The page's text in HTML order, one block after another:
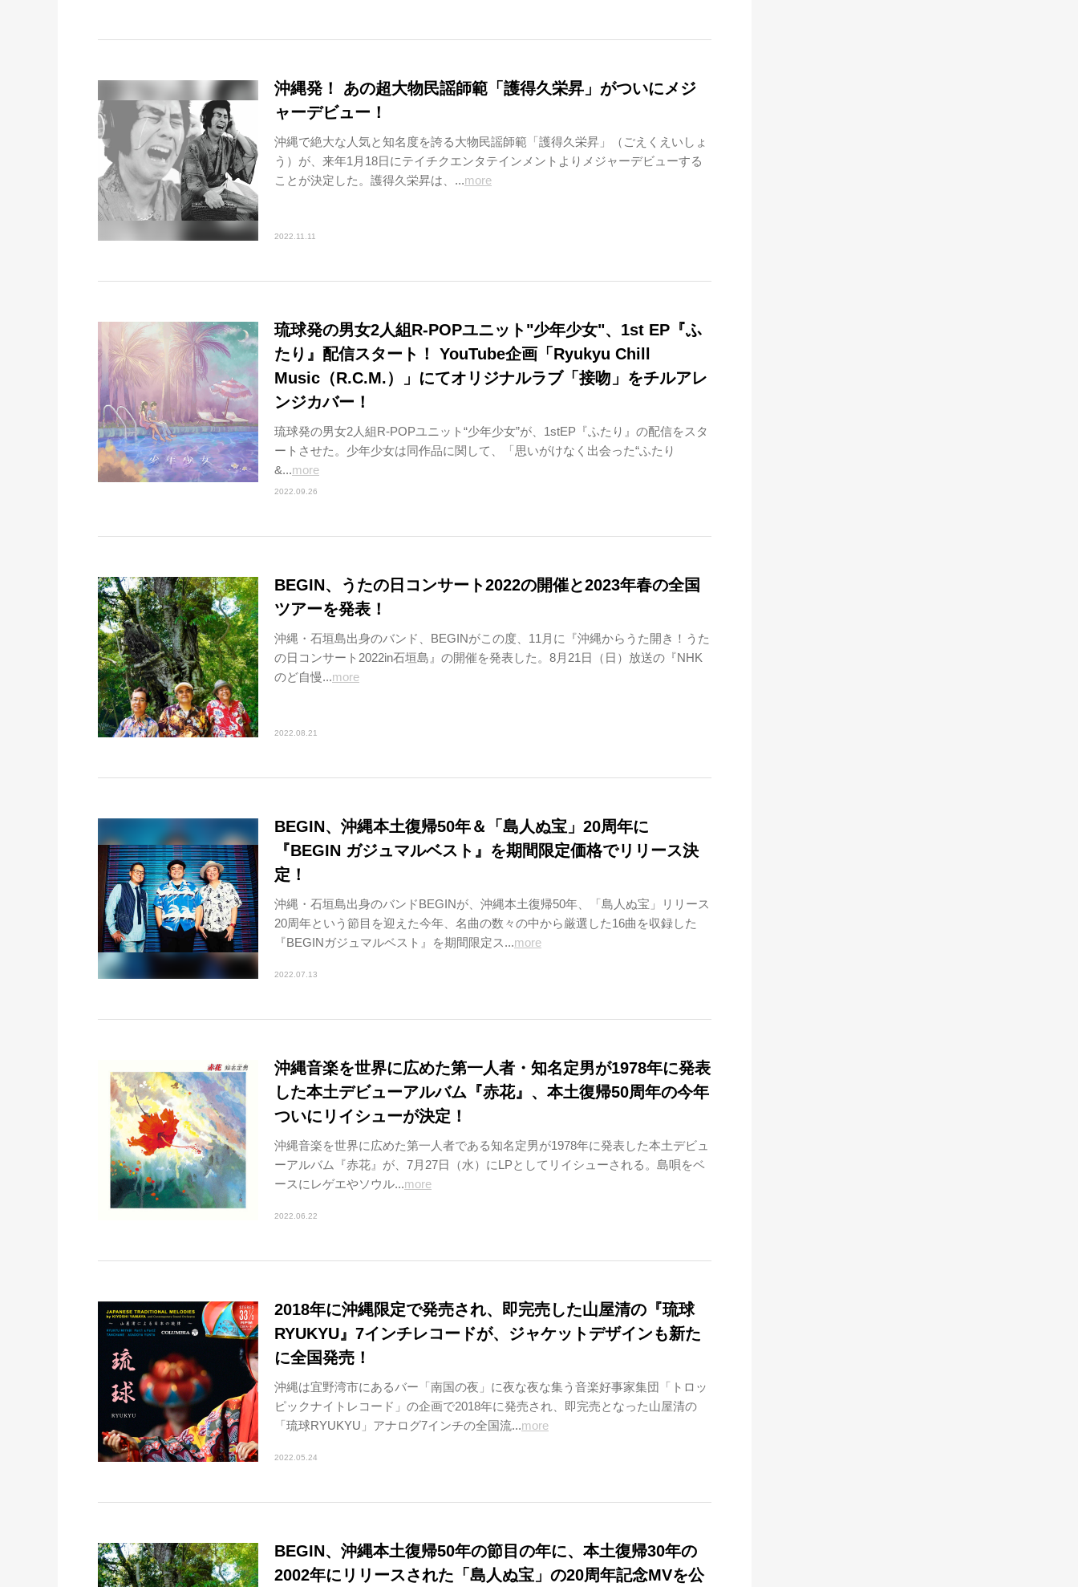
沖縄発！ あの超大物民謡師範「護得久栄昇」がついにメジ
ャーデビュー！
沖縄で絶大な人気と知名度を誇る大物民謡師範「護得久栄昇」（ごえくえいしょ
う）が、来年1月18日にテイチクエンタテインメントよりメジャーデビューする
ことが決定した。護得久栄昇は、...more
2022.11.11
琉球発の男女2人組R-POPユニット"少年少女"、1st EP『ふ
たり』配信スタート！ YouTube企画「Ryukyu Chill
Music（R.C.M.）」にてオリジナルラブ「接吻」をチルアレ
ンジカバー！
琉球発の男女2人組R-POPユニット“少年少女”が、1stEP『ふたり』の配信をスタ
ートさせた。少年少女は同作品に関して、「思いがけなく出会った“ふたり
&...more
2022.09.26
BEGIN、うたの日コンサート2022の開催と2023年春の全国
ツアーを発表！
沖縄・石垣島出身のバンド、BEGINがこの度、11月に『沖縄からうた開き！うた
の日コンサート2022in石垣島』の開催を発表した。8月21日（日）放送の『NHK
のど自慢...more
2022.08.21
BEGIN、沖縄本土復帰50年＆「島人ぬ宝」20周年に
『BEGIN ガジュマルベスト』を期間限定価格でリリース決
定！
沖縄・石垣島出身のバンドBEGINが、沖縄本土復帰50年、「島人ぬ宝」リリース
20周年という節目を迎えた今年、名曲の数々の中から厳選した16曲を収録した
『BEGINガジュマルベスト』を期間限定ス...more
2022.07.13
沖縄音楽を世界に広めた第一人者・知名定男が1978年に発表
した本土デビューアルバム『赤花』、本土復帰50周年の今年
ついにリイシューが決定！
沖縄音楽を世界に広めた第一人者である知名定男が1978年に発表した本土デビュ
ーアルバム『赤花』が、7月27日（水）にLPとしてリイシューされる。島唄をベ
ースにレゲエやソウル...more
2022.06.22
2018年に沖縄限定で発売され、即完売した山屋清の『琉球
RYUKYU』7インチレコードが、ジャケットデザインも新た
に全国発売！
沖縄は宜野湾市にあるバー「南国の夜」に夜な夜な集う音楽好事家集団「トロッ
ピックナイトレコード」の企画で2018年に発売され、即完売となった山屋清の
「琉球RYUKYU」アナログ7インチの全国流...more
2022.05.24
BEGIN、沖縄本土復帰50年の節目の年に、本土復帰30年の
2002年にリリースされた「島人ぬ宝」の20周年記念MVを公